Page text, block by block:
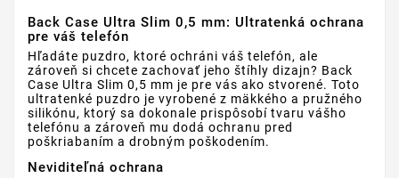
Back Case Ultra Slim 0,5 mm: Ultratenká ochrana
pre váš telefón
Hľadáte puzdro, ktoré ochráni váš telefón, ale
zároveň si chcete zachovať jeho štíhly dizajn? Back
Case Ultra Slim 0,5 mm je pre vás ako stvorené. Toto
ultratenké puzdro je vyrobené z mäkkého a pružného
silikónu, ktorý sa dokonale prispôsobí tvaru vášho
telefónu a zároveň mu dodá ochranu pred
poškriabaním a drobným poškodením.
Neviditeľná ochrana